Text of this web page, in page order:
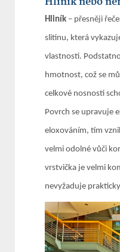
Hliník – přesněji
slitinu, která
vlastnosti.
hmotnost, což se
celkové nosnosti
Povrch se upravuje
eloxováním, tím
velmi odolné vůči
vrstvička je velmi
nevyžaduje